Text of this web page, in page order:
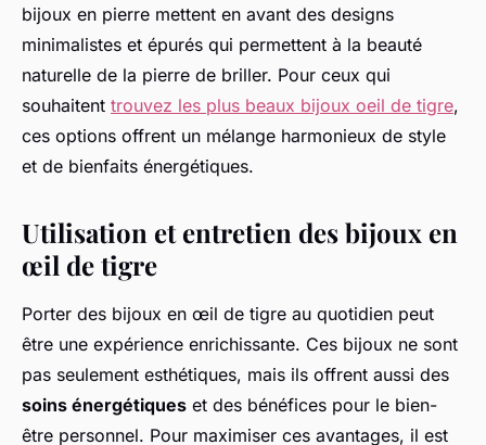
bijoux en pierre mettent en avant des designs
minimalistes et épurés qui permettent à la beauté
naturelle de la pierre de briller. Pour ceux qui
souhaitent trouvez les plus beaux bijoux oeil de tigre,
ces options offrent un mélange harmonieux de style
et de bienfaits énergétiques.
Utilisation et entretien des bijoux en
œil de tigre
Porter des bijoux en œil de tigre au quotidien peut
être une expérience enrichissante. Ces bijoux ne sont
pas seulement esthétiques, mais ils offrent aussi des
soins énergétiques et des bénéfices pour le bien-
être personnel. Pour maximiser ces avantages, il est